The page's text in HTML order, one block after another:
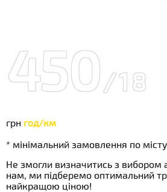
450/18
грн год/км
* мінімальний замовлення по
Не змогли визначитись з вибором
нам, ми підберемо оптимальний
найкращою ціною!